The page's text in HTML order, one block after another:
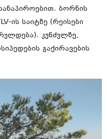
ბორნის
ის საიტზე (რეისები
კუნძულზე,
გაქირავების